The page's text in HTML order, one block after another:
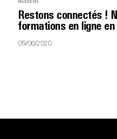
Restons connectés !
formations en ligne en
05/06/2020